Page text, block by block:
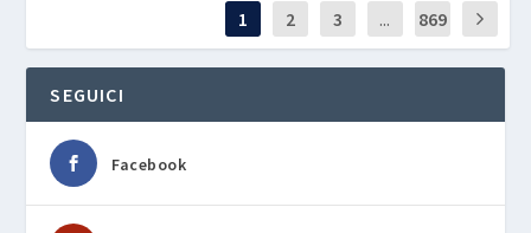
1 2 3 ... 869
SEGUICI
Facebook